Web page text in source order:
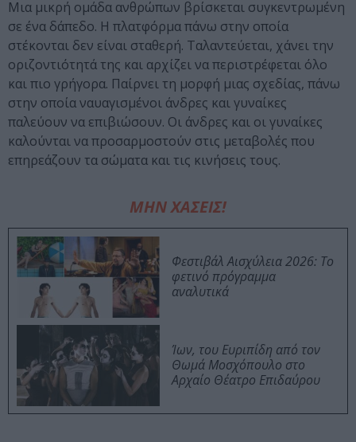
Μια μικρή ομάδα ανθρώπων βρίσκεται συγκεντρωμένη
σε ένα δάπεδο. Η πλατφόρμα πάνω στην οποία
στέκονται δεν είναι σταθερή. Ταλαντεύεται, χάνει την
οριζοντιότητά της και αρχίζει να περιστρέφεται όλο
και πιο γρήγορα. Παίρνει τη μορφή μιας σχεδίας, πάνω
στην οποία ναυαγισμένοι άνδρες και γυναίκες
παλεύουν να επιβιώσουν. Οι άνδρες και οι γυναίκες
καλούνται να προσαρμοστούν στις μεταβολές που
επηρεάζουν τα σώματα και τις κινήσεις τους.
ΜΗΝ ΧΑΣΕΙΣ!
Φεστιβάλ Αισχύλεια 2026: Το
φετινό πρόγραμμα
αναλυτικά
Ίων, του Ευριπίδη από τον
Θωμά Μοσχόπουλο στο
Αρχαίο Θέατρο Επιδαύρου